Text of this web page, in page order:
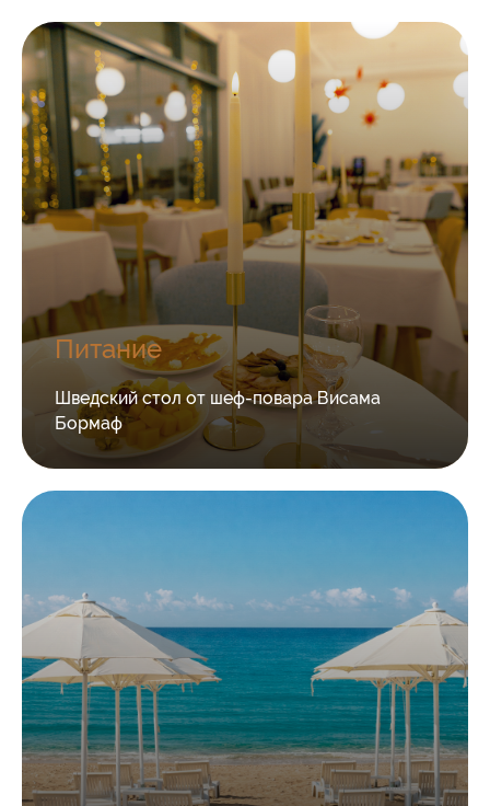
Питание
Шведский стол от шеф-повара Висама
Бормаф